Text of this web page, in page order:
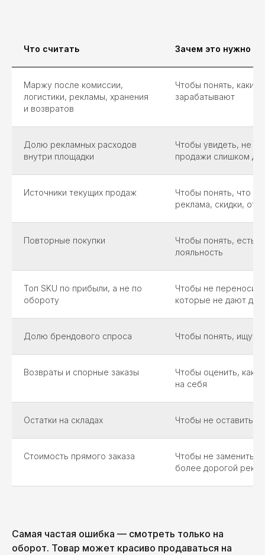
Что считать Зачем это нужно
Маржу после комиссии,
логистики, рекламы, хранения
и возвратов
Чтобы понять, какие
зарабатывают
Долю рекламных расходов
внутри площадки
Чтобы увидеть, не
продажи слишком
Источники текущих продаж
Чтобы понять, что
реклама, скидки,
Повторные покупки
Чтобы понять, есть
лояльность
Топ SKU по прибыли, а не по
обороту
Чтобы не
которые не дают
Долю брендового спроса Чтобы понять, ищут
Возвраты и спорные заказы
Чтобы оценить,
на себя
Остатки на складах Чтобы не оставить
Стоимость прямого заказа
Чтобы не заменить
более дорогой
Самая частая ошибка — смотреть только на
оборот. Товар может красиво продаваться на